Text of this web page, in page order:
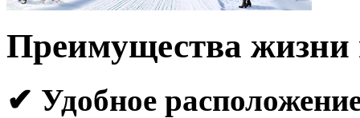
Преимущества
✔ Удобное